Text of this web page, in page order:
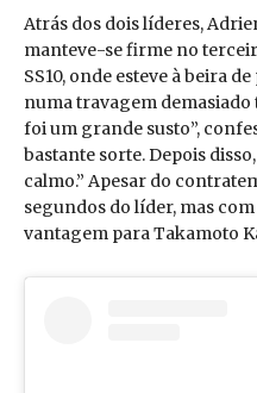
Atrás dos dois líderes,
manteve-se firme no
SS10, onde esteve à beira
numa travagem demasiado
foi um grande susto”,
bastante sorte. Depois
calmo.” Apesar do
segundos do líder, mas
vantagem para Takamoto